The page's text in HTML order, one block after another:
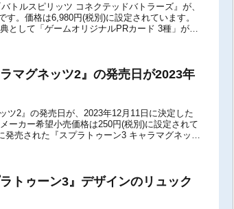
トルスピリッツ コネクテッドバトラーズ』が、
す。価格は6,980円(税別)に設定されています。
として「ゲームオリジナルPRカード 3種」が封
マグネッツ2』の発売日が2023年
ツ2』の発売日が、2023年12月11日に決定した
ーカー希望小売価格は250円(税別)に設定されて
発売された『スプラトゥーン3 キャラマグネッ
トゥーン3』デザインのリュック